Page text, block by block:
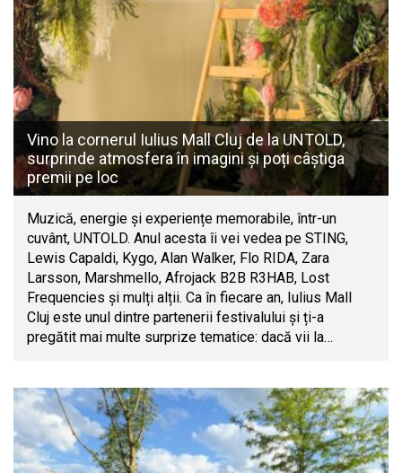
Vino la cornerul Iulius Mall Cluj de la UNTOLD,
surprinde atmosfera în imagini și poți câștiga
premii pe loc
Muzică, energie și experiențe memorabile, într-un
cuvânt, UNTOLD. Anul acesta îi vei vedea pe STING,
Lewis Capaldi, Kygo, Alan Walker, Flo RIDA, Zara
Larsson, Marshmello, Afrojack B2B R3HAB, Lost
Frequencies și mulți alții. Ca în fiecare an, Iulius Mall
Cluj este unul dintre partenerii festivalului și ți-a
pregătit mai multe surprize tematice: dacă vii la…